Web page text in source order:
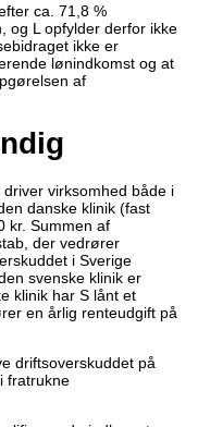
ca. 71,8 %
og L opfylder derfor ikke
ikke er
lønindkomst og at
af
virksomhed både i
danske klinik (fast
kr. Summen af
der vedrører
i Sverige
svenske klinik er
klinik har S lånt et
en årlig renteudgift på
driftsoverskuddet på
fratrukne